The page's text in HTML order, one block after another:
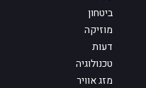
ביטחון
מוזיקה
דעות
טכנולוגיה
מזג אוויר